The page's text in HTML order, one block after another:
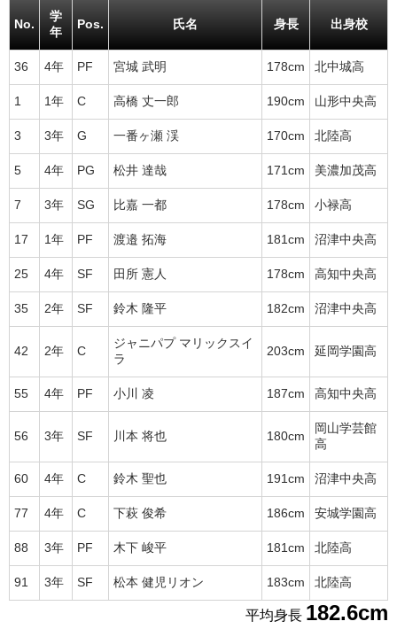
No.
学
年
Pos. 氏名 身長 出身校
36 4年 PF 宮城 武明 178cm 北中城高
1 1年 C 高橋 丈一郎 190cm 山形中央高
3 3年 G 一番ヶ瀬 渓 170cm 北陸高
5 4年 PG 松井 達哉 171cm 美濃加茂高
7 3年 SG 比嘉 一都 178cm 小禄高
17 1年 PF 渡邉 拓海 181cm 沼津中央高
25 4年 SF 田所 憲人 178cm 高知中央高
35 2年 SF 鈴木 隆平 182cm 沼津中央高
42 2年 C
ジャニパプ マリックスイ
ラ
203cm 延岡学園高
55 4年 PF 小川 凌 187cm 高知中央高
56 3年 SF 川本 将也 180cm
岡山学芸館
高
60 4年 C 鈴木 聖也 191cm 沼津中央高
77 4年 C 下萩 俊希 186cm 安城学園高
88 3年 PF 木下 峻平 181cm 北陸高
91 3年 SF 松本 健児リオン 183cm 北陸高
平均身長 182.6cm